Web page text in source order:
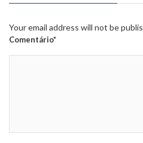
Your email address will not be
Comentário*